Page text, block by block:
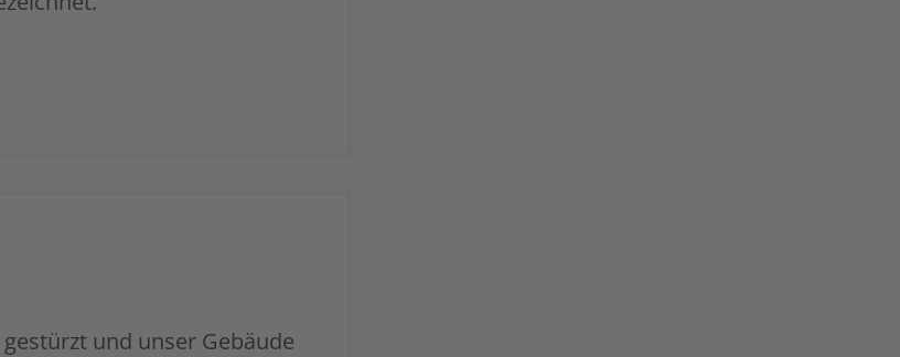
und unser Gebäude